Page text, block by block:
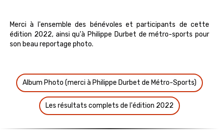
Merci à l'ensemble des bénévoles et participants de cette
édition 2022, ainsi qu'à Philippe Durbet de métro-sports pour
son beau reportage photo.
Album Photo (merci à Philippe Durbet de Métro-Sports)
Les résultats complets de l'édition 2022